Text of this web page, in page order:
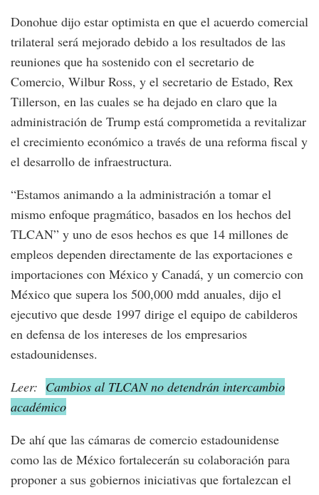
Donohue dijo estar optimista en que el acuerdo comercial
trilateral será mejorado debido a los resultados de las
reuniones que ha sostenido con el secretario de
Comercio, Wilbur Ross, y el secretario de Estado, Rex
Tillerson, en las cuales se ha dejado en claro que la
administración de Trump está comprometida a revitalizar
el crecimiento económico a través de una reforma fiscal y
el desarrollo de infraestructura.
“Estamos animando a la administración a tomar el
mismo enfoque pragmático, basados en los hechos del
TLCAN” y uno de esos hechos es que 14 millones de
empleos dependen directamente de las exportaciones e
importaciones con México y Canadá, y un comercio con
México que supera los 500,000 mdd anuales, dijo el
ejecutivo que desde 1997 dirige el equipo de cabilderos
en defensa de los intereses de los empresarios
estadounidenses.
Leer: Cambios al TLCAN no detendrán intercambio
académico
De ahí que las cámaras de comercio estadounidense
como las de México fortalecerán su colaboración para
proponer a sus gobiernos iniciativas que fortalezcan el